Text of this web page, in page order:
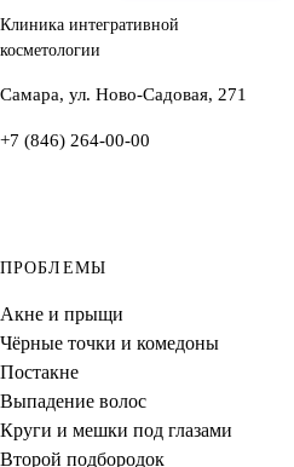
Клиника интегративной
косметологии
Самара, ул. Ново-Садовая, 271
+7 (846) 264-00-00
ПРОБЛЕМЫ
Акне и прыщи
Чёрные точки и комедоны
Постакне
Выпадение волос
Круги и мешки под глазами
Второй подбородок